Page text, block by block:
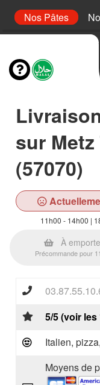
Nos Pâtes
sur
(57070)
11h00 - 14h00 |
À
Précommande pour
5/5 (voir les
Italien,
Moyens de